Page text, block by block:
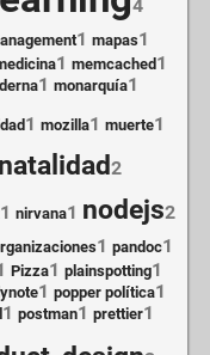
4
1 mapas1
1 memcached 1
1 monarquía1
1 mozilla1 muerte1
natalidad2
1 nirvana1 nodejs2
1 pandoc1
Pizza1 plainspotting1
1 popper política1
1 postman1 prettier1